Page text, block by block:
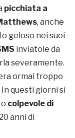
picchiata a
, anche
geloso nei suoi
inviatole da
severamente.
ormai troppo
questi giorni si
colpevole di
anni di